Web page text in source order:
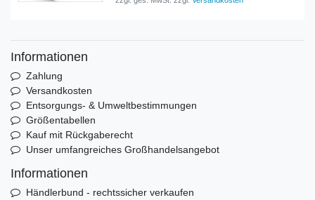
Informationen
Zahlung
Versandkosten
Entsorgungs- & Umweltbestimmungen
Größentabellen
Kauf mit Rückgaberecht
Unser umfangreiches Großhandelsangebot
Informationen
Händlerbund - rechtssicher verkaufen